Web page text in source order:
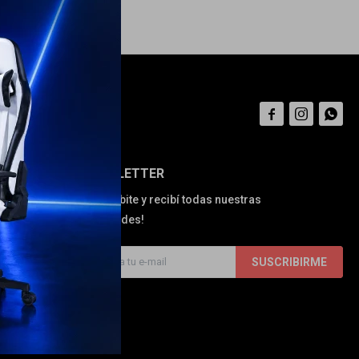
NEWSLETTER
¡Suscribite y recibí todas nuestras
novedades!
SUSCRIBIRME
  